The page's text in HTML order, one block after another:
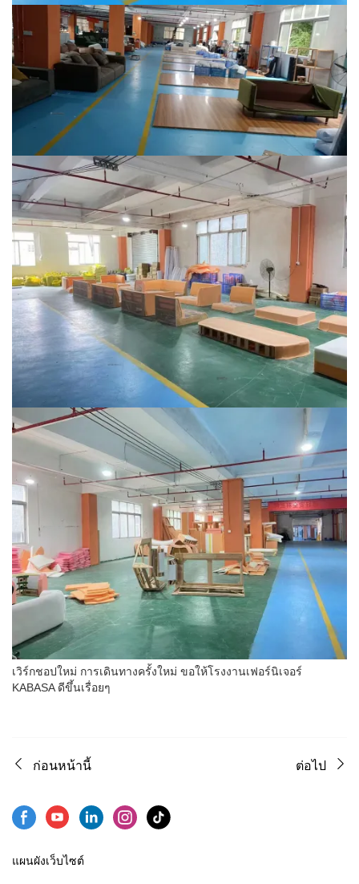
เวิร์กชอปใหม่ การเดินทางครั้งใหม่ ขอให้โรงงานเฟอร์นิเจอร์
KABASA ดีขึ้นเรื่อยๆ
ก่อนหน้านี้ ต่อไป
แผนผังเว็บไซต์